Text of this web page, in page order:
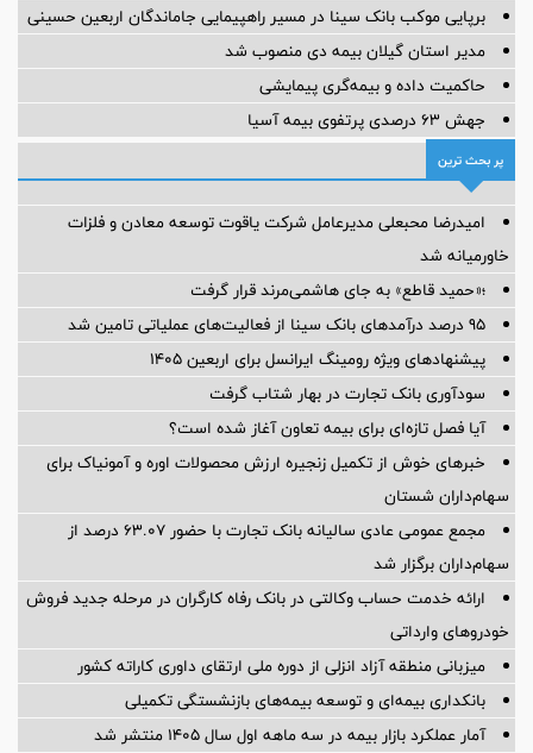
برپایی موکب بانک سینا در مسیر راهپیمایی جاماندگان اربعین حسینی
مدیر استان گیلان بیمه دی منصوب شد
حاکمیت داده و بیمه‌گری پیمایشی
جهش ۶۳ درصدی پرتفوی بیمه آسیا
پر بحث ترین
امیدرضا محبعلی مدیرعامل شرکت یاقوت توسعه معادن و فلزات
خاورمیانه شد
؛«حمید قاطع» به جای هاشمی‌مرند قرار گرفت
95 درصد درآمدهای بانک سینا از فعالیت‌های عملیاتی تامین شد
پیشنهادهای ویژه رومینگ ایرانسل برای اربعین ۱۴۰۵
سودآوری بانک تجارت در بهار شتاب گرفت
آیا فصل تازه‌ای برای بیمه تعاون آغاز شده است؟
خبرهای خوش از تکمیل زنجیره ارزش محصولات اوره و آمونیاک برای
سهام‌داران شستان
مجمع عمومی عادی سالیانه بانک تجارت با حضور ۶۳.۰۷ درصد از
سهام‌داران برگزار شد
ارائه خدمت حساب وکالتی در بانک رفاه کارگران در مرحله جدید فروش
خودروهای وارداتی
میزبانی منطقه آزاد انزلی از دوره ملی ارتقای داوری كاراته كشور
بانکداری بیمه‌ای و توسعه بیمه‌های بازنشستگی تکمیلی
آمار عملكرد بازار بیمه در سه ماهه اول سال 1405 منتشر شد